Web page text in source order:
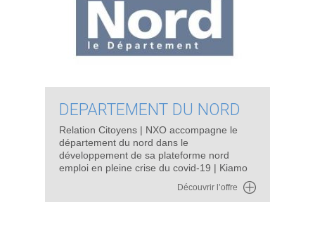
DEPARTEMENT DU NORD
Relation Citoyens | NXO accompagne le
département du nord dans le
développement de sa plateforme nord
emploi en pleine crise du covid-19 | Kiamo
Découvrir l’offre